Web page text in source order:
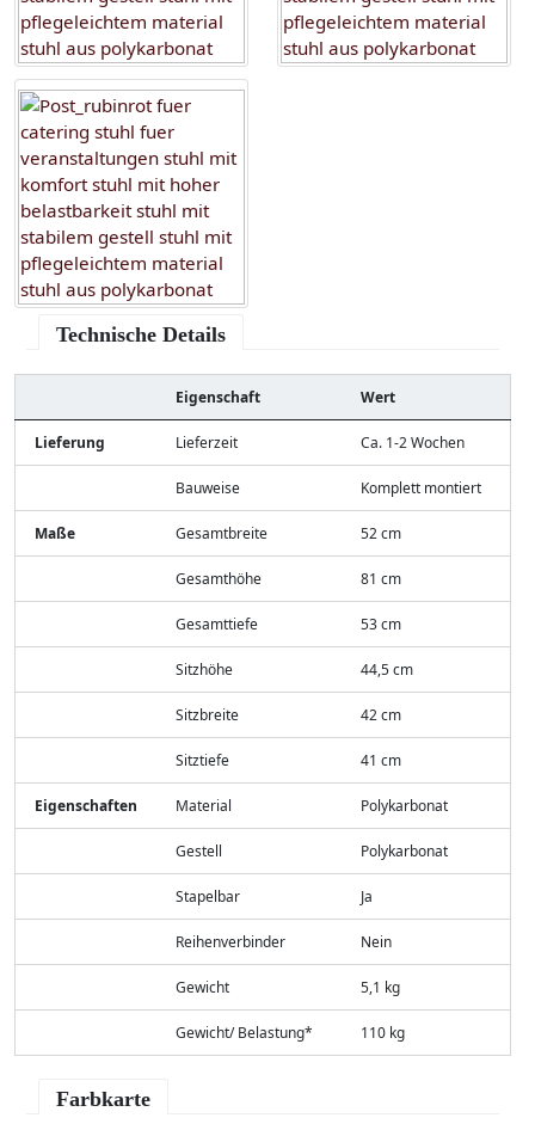
Technische Details
Eigenschaft Wert
Lieferung Lieferzeit Ca. 1-2 Wochen
Bauweise Komplett montiert
Maße Gesamtbreite 52 cm
Gesamthöhe 81 cm
Gesamttiefe 53 cm
Sitzhöhe 44,5 cm
Sitzbreite 42 cm
Sitztiefe 41 cm
Eigenschaften Material Polykarbonat
Gestell Polykarbonat
Stapelbar Ja
Reihenverbinder Nein
Gewicht 5,1 kg
Gewicht/ Belastung* 110 kg
Farbkarte